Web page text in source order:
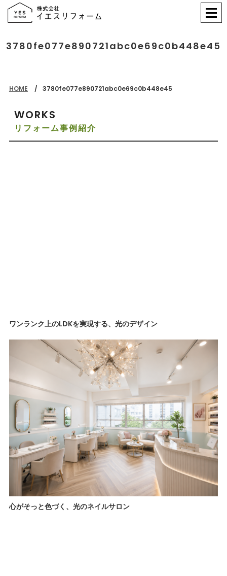
3780fe077e890721abc0e69c0b448e45
HOME 3780fe077e890721abc0e69c0b448e45
WORKS
リフォーム事例紹介
ワンランク上のLDKを実現する、光のデザイン
心がそっと色づく、光のネイルサロン